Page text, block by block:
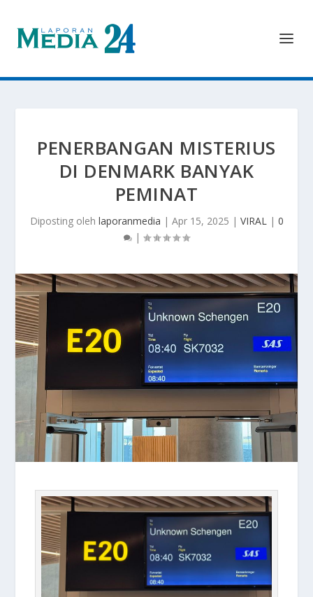
PENERBANGAN MISTERIUS
DI DENMARK BANYAK
PEMINAT
Diposting oleh laporanmedia | Apr 15, 2025 | VIRAL| 0
|